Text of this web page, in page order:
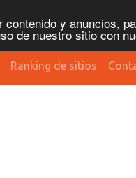
y anuncios,
de nuestro sitio con
Ranking de sitios